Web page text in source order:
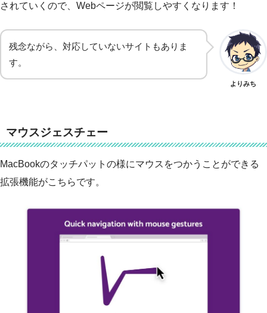
されていくので、Webページが閲覧しやすくなります！
残念ながら、対応していないサイトもありま
す。
よりみち
マウスジェスチェー
MacBookのタッチパットの様にマウスをつかうことができる
拡張機能がこちらです。